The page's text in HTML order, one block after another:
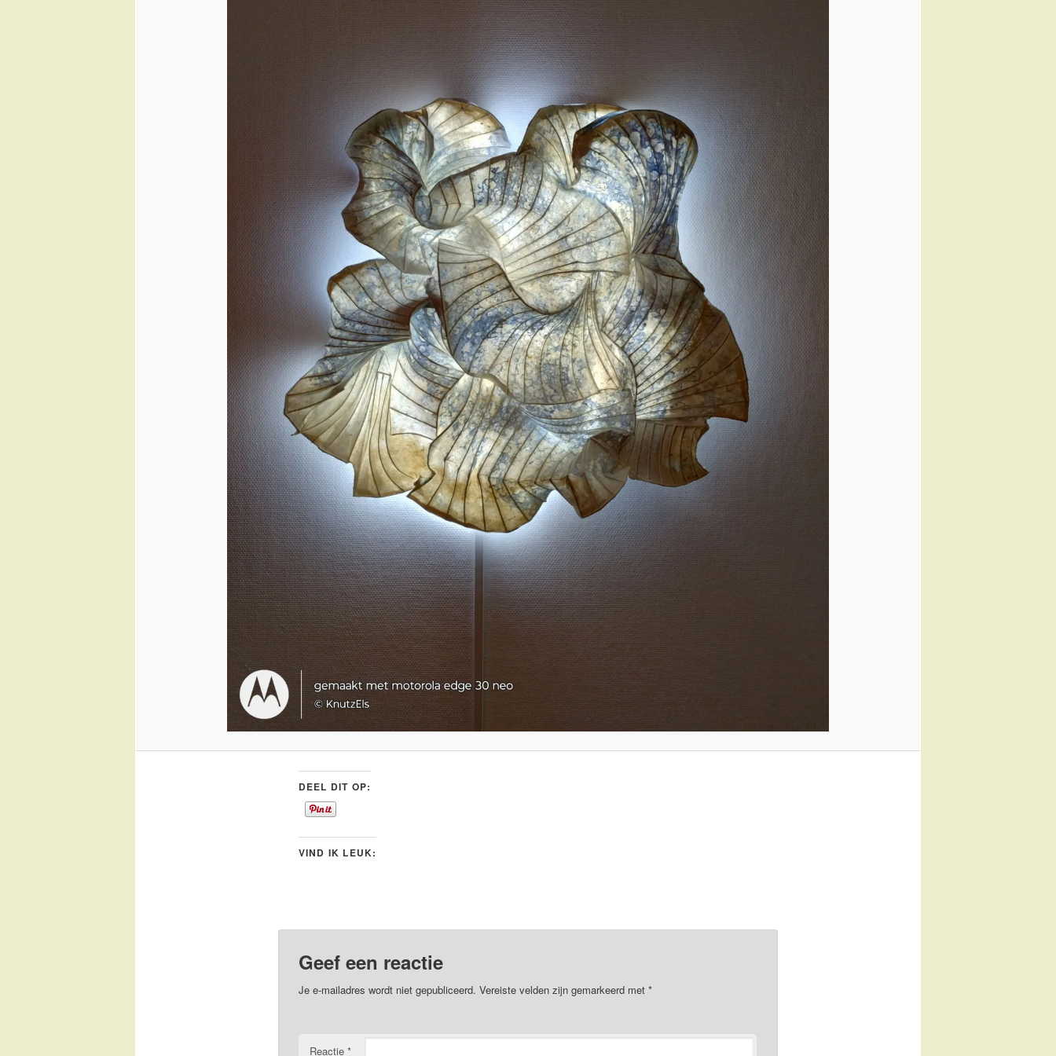
DEEL DIT OP:
VIND IK LEUK:
Geef een reactie
Je e-mailadres wordt niet gepubliceerd. Vereiste velden zijn gemarkeerd met *
Reactie *